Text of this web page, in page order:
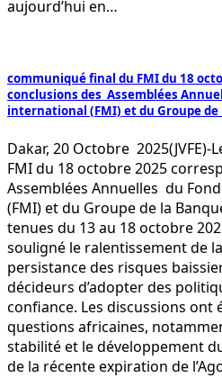
aujourd’hui en…
communiqué final du FMI du 18
conclusions des Assemblées
international (FMI) et du Groupe
Dakar, 20 Octobre
FMI du 18 octobre 2025
Assemblées Annuelles du
(FMI) et du Groupe de la
tenues du 13 au 18 octobre
souligné le ralentissement de
persistance des risques
décideurs d’adopter des
confiance. Les discussions ont
questions africaines,
stabilité et le développement
de la récente expiration de